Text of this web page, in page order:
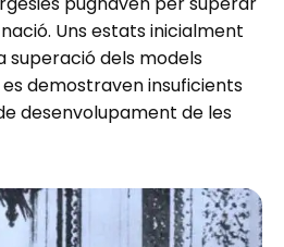
Uns estats inicialment
superació dels models
demostraven insuficients
desenvolupament de les